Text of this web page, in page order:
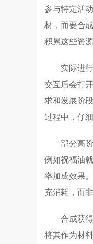
参与特定活
材，而要合
积累这些资
实际进
交互后会打
求和发展阶
过程中，仔
部分高
例如祝福油
率加成效果
充消耗，而
合成获
将其作为材